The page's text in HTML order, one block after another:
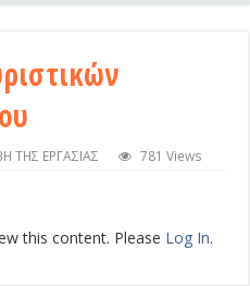
ΤΗΣ ΕΡΓΑΣΙΑΣ 781 Views
this content. Please Log In.